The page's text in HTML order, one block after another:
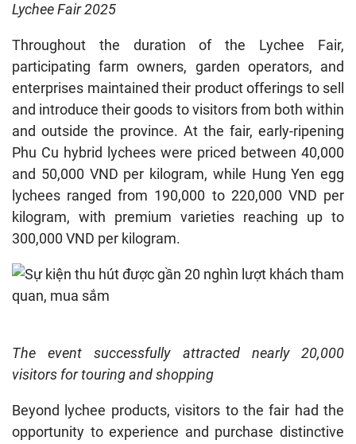
Lychee Fair 2025
Throughout the duration of the Lychee Fair,
participating farm owners, garden operators, and
enterprises maintained their product offerings to sell
and introduce their goods to visitors from both within
and outside the province. At the fair, early-ripening
Phu Cu hybrid lychees were priced between 40,000
and 50,000 VND per kilogram, while Hung Yen egg
lychees ranged from 190,000 to 220,000 VND per
kilogram, with premium varieties reaching up to
300,000 VND per kilogram.
The event successfully attracted nearly 20,000
visitors for touring and shopping
Beyond lychee products, visitors to the fair had the
opportunity to experience and purchase distinctive